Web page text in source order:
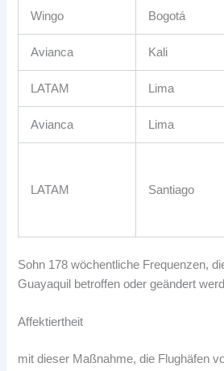
Wingo Bogotá
Avianca Kali
LATAM Lima
Avianca Lima
LATAM Santiago
Sohn 178 wöchentliche Frequenzen,
Guayaquil betroffen oder geändert
Affektiertheit
mit dieser Maßnahme, die Flughäfen